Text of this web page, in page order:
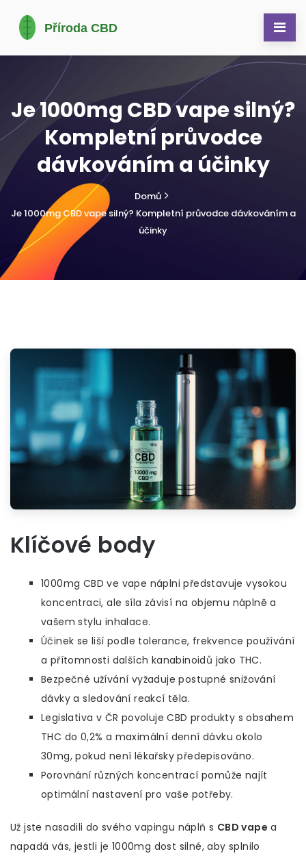
Je 1000mg CBD vape silný?
Kompletní průvodce
dávkováním a účinky
Domů
Je 1000mg CBD vape silný? Kompletní průvodce dávkováním a
účinky
Klíčové body
1000mg CBD ve vape náplni představuje vysokou
koncentraci, ale síla závisí na objemu náplně a
vašem stylu inhalace.
Účinek se liší podle tolerance, frekvence používání
a přítomnosti dalších kanabinoidů jako THC.
Bezpečné užívání vyžaduje postupné snižování
dávky a sledování reakcí těla.
Legislativa v ČR povoluje CBD produkty s obsahem
THC do 0,2% a maximální denní dávku okolo
30mg, pokud není lékařsky předepisováno.
Porovnání různých koncentrací pomůže najít
optimální nastavení pro vaše potřeby.
Už jste nasadili do svého vapingu náplň s CBD vape a
napadá vás, jestli je 1000mg dost silné, aby splnilo